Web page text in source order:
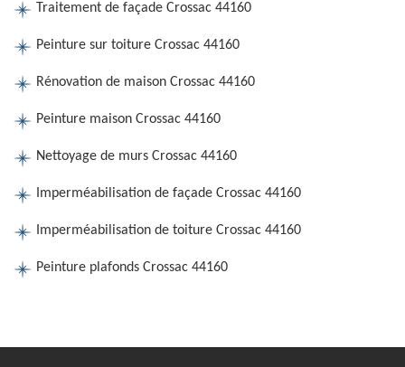
Traitement de façade Crossac 44160
Peinture sur toiture Crossac 44160
Rénovation de maison Crossac 44160
Peinture maison Crossac 44160
Nettoyage de murs Crossac 44160
Imperméabilisation de façade Crossac 44160
Imperméabilisation de toiture Crossac 44160
Peinture plafonds Crossac 44160